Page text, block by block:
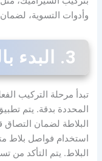
وأدوات التسوية،
3. البدء بالتركيب الاحترافي
تبدأ مرحلة التركيب
المحددة بدقة. يتم
البلاطة لضمان التصاق
استخدام فواصل بلاط
البلاط. يتم التأكد من